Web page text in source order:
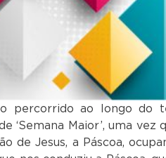
percorrido ao longo do
‘Semana Maior’, uma
de Jesus, a Páscoa,